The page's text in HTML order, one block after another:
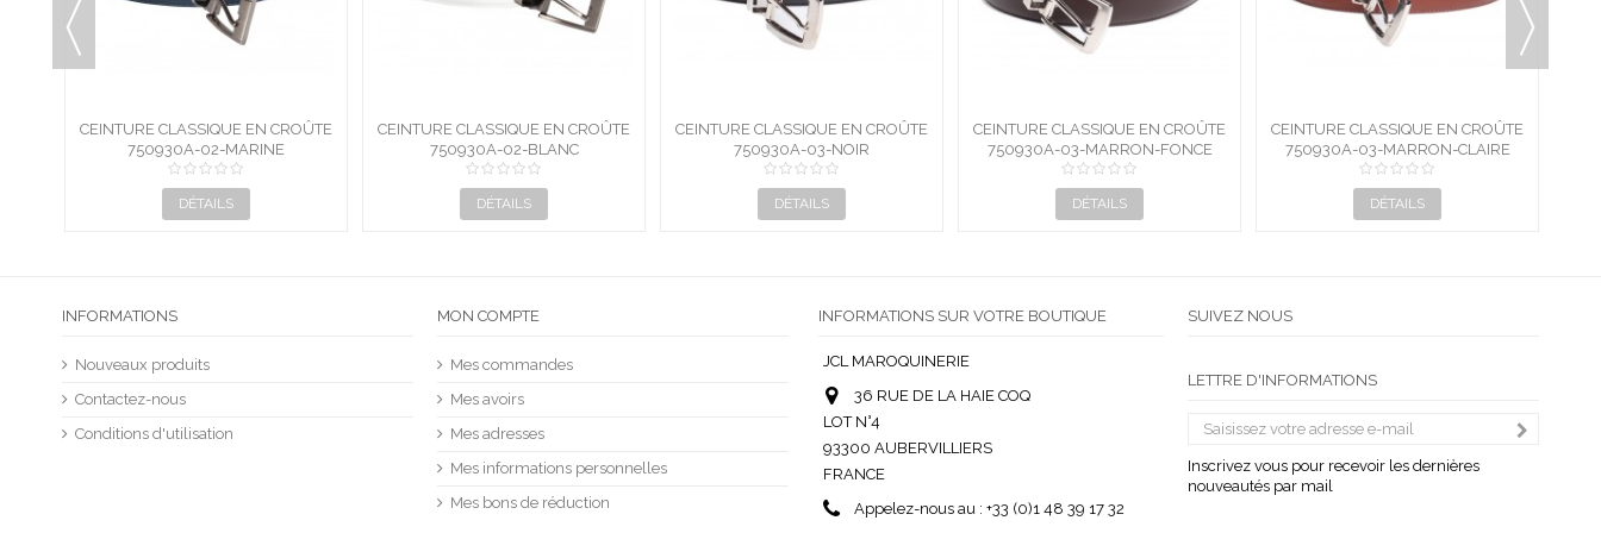
CEINTURE CLASSIQUE EN CROÛTE
DE CUIR
750930A-03-GRIS
DÉTAILS
CEINTURE CLASSIQUE EN CROÛTE
DE CUIR
750930A-03-MARINE
DÉTAILS
CEINTURE CLASSIQUE EN CROÛTE
DE CUIR
750930A-03-BLANC
DÉTAILS
CEINTURE ÉLASTIQUE AVEC
EMBOUT EN CROÛTE DE CUIR
FRCE30-NOIR
DÉTAILS
CEINTURE ÉLASTIQUE AVEC
EMBOUT EN CROÛTE DE CUIR
FRCE30-ASS
DÉTAILS
INFORMATIONS
Nouveaux produits
Contactez-nous
Conditions d'utilisation
MON COMPTE
Mes commandes
Mes avoirs
Mes adresses
Mes informations personnelles
Mes bons de réduction
INFORMATIONS SUR VOTRE BOUTIQUE
JCL MAROQUINERIE
36 RUE DE LA HAIE COQ
LOT N°4
93300 AUBERVILLIERS
FRANCE
Appelez-nous au : +33 (0)1 48 39 17 32
SUIVEZ NOUS
LETTRE D'INFORMATIONS
Inscrivez vous pour recevoir les dernières
nouveautés par mail